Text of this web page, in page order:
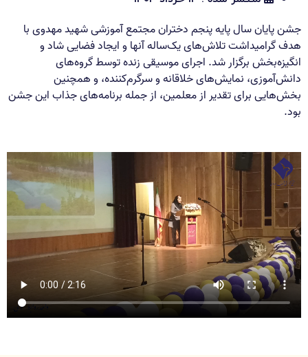
جشن پایان سال پایه پنجم دختران مجتمع آموزشی شهید مهدوی با
هدف گرامیداشت تلاش‌های یک‌ساله آنها و ایجاد فضایی شاد و
انگیزه‌بخش برگزار شد. اجرای موسیقی زنده توسط گروه‌های
دانش‌آموزی، نمایش‌های خلاقانه و سرگرم‌کننده، و همچنین
بخش‌هایی برای تقدیر از معلمین، از جمله برنامه‌های جذاب این جشن
بود.